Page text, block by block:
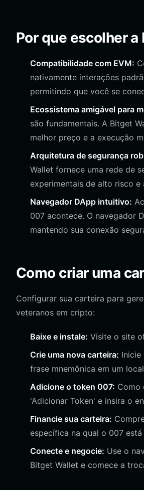
Por que escolher
Compatibilidade com EVM:
nativamente interações
permitindo que você se
Ecossistema amigável para
são fundamentais. A Bitget
melhor preço e a execução
Arquitetura de segurança
Wallet fornece uma rede de
experimentais de alto risco e
Navegador DApp intuitivo:
007 acontece. O navegador
mantendo sua conexão
Como criar uma
Configurar sua carteira para
veteranos em cripto:
Baixe e instale: Visite o site
Crie uma nova carteira:
frase mnemônica em um
Adicione o token 007: Como
'Adicionar Token' e insira o
Financie sua carteira:
específica na qual o 007
Conecte e negocie: Use o
Bitget Wallet e comece a